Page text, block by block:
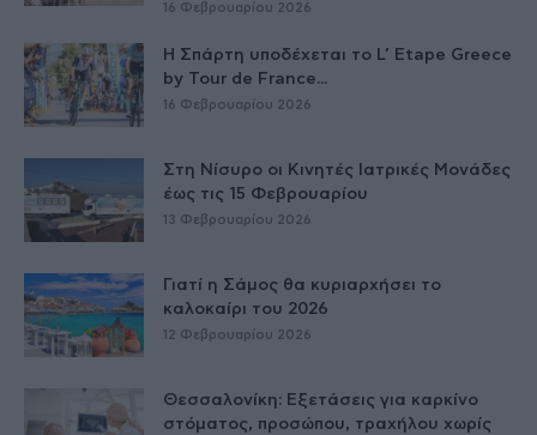
16 Φεβρουαρίου 2026
Η Σπάρτη υποδέχεται το L’ Etape Greece
by Tour de France...
16 Φεβρουαρίου 2026
Στη Νίσυρο οι Κινητές Ιατρικές Μονάδες
έως τις 15 Φεβρουαρίου
13 Φεβρουαρίου 2026
Γιατί η Σάμος θα κυριαρχήσει το
καλοκαίρι του 2026
12 Φεβρουαρίου 2026
Θεσσαλονίκη: Εξετάσεις για καρκίνο
στόματος, προσώπου, τραχήλου χωρίς